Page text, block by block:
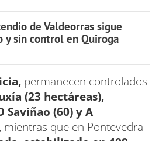
de Valdeorras sigue
y sin control en Quiroga
permanecen controlados
(23 hectáreas),
Saviñao (60) y A
mientras que en Pontevedra